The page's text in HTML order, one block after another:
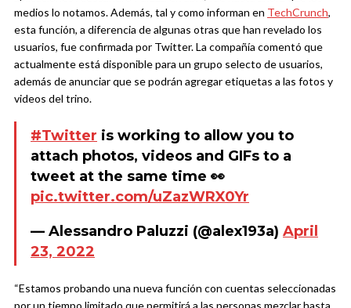
medios lo notamos. Además, tal y como informan en TechCrunch,
esta función, a diferencia de algunas otras que han revelado los
usuarios, fue confirmada por Twitter. La compañía comentó que
actualmente está disponible para un grupo selecto de usuarios,
además de anunciar que se podrán agregar etiquetas a las fotos y
videos del trino.
#Twitter is working to allow you to
attach photos, videos and GIFs to a
tweet at the same time 👀
pic.twitter.com/uZazWRX0Yr
— Alessandro Paluzzi (@alex193a) April
23, 2022
“Estamos probando una nueva función con cuentas seleccionadas